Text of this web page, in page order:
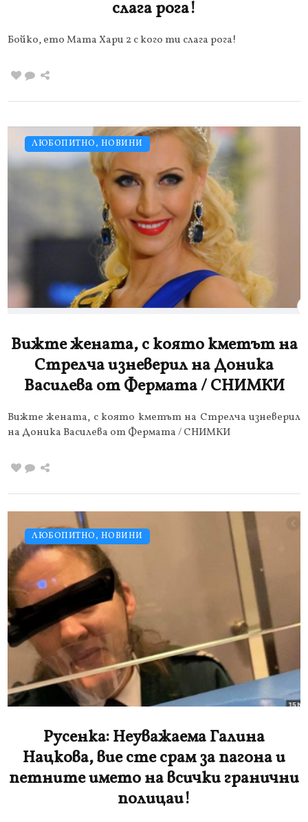
слага рога!
Бойко, ето Мата Хари 2 с кого ти слага рога!
ЛЮБОПИТНО, НОВИНИ
Вижте жената, с която кметът на
Стрелча изневерил на Доника
Василева от Фермата / СНИМКИ
Вижте жената, с която кметът на Стрелча изневерил
на Доника Василева от Фермата / СНИМКИ
ЛЮБОПИТНО, НОВИНИ
Русенка: Неуважаема Галина
Нацкова, вие сте срам за пагона и
петните името на всички гранични
полицаи!